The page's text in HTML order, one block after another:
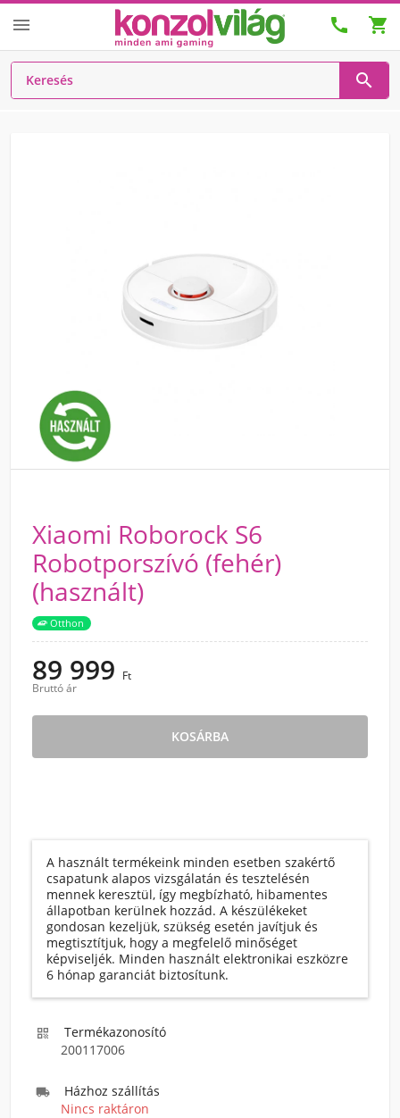
  

Xiaomi Roborock S6
Robotporszívó (fehér)
(használt)
Otthon
89 999 Ft
Bruttó ár
KOSÁRBA
A használt termékeink minden esetben szakértő
csapatunk alapos vizsgálatán és tesztelésén
mennek keresztül, így megbízható, hibamentes
állapotban kerülnek hozzád. A készülékeket
gondosan kezeljük, szükség esetén javítjuk és
megtisztítjuk, hogy a megfelelő minőséget
képviseljék. Minden használt elektronikai eszközre
6 hónap garanciát biztosítunk.

Termékazonosító
200117006

Házhoz szállítás
Nincs raktáron